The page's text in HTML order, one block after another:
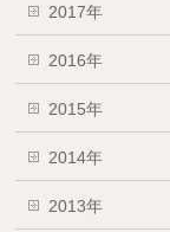
2017年
2016年
2015年
2014年
2013年